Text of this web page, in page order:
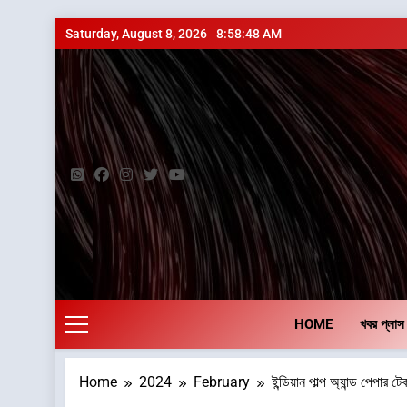
Skip
to
content
Saturday, August 8, 2026 8:58:49 AM
HOME খবর প্লাস
Home 2024 February ইন্ডিয়ান পাল্প অ্যান্ড